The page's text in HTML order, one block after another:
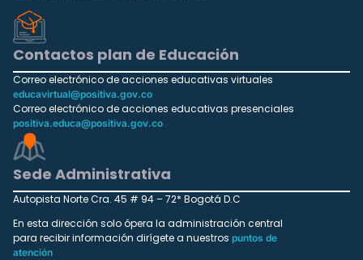
Contactos plan de Educación
Correo electrónico de acciones educativas virtuales
educavirtual@positiva.gov.co
Correo electrónico de acciones educativas presenciales
positiva.educa@positiva.gov.co
Sede Administrativa
Autopista Norte Cra. 45 # 94 – 72* Bogotá D.C
En esta dirección solo ópera la administración central
para recibir información dirígete a nuestros puntos de
atención